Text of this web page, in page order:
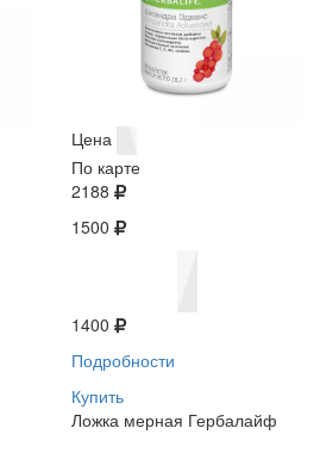
Цена
По карте
2188
1500
1400
Подробности
Купить
Ложка мерная Гербалайф